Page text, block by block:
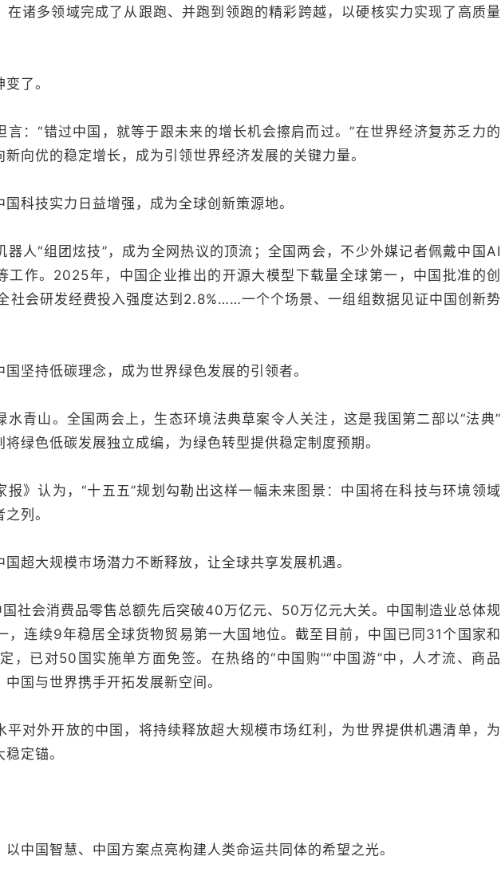
多领域完成了从跟跑、并跑到领跑的精彩跨越，以硬核实力实现了高质量
了。
“错过中国，就等于跟未来的增长机会擦肩而过。”在世界经济复苏乏力的
向优的稳定增长，成为引领世界经济发展的关键力量。
技实力日益增强，成为全球创新策源地。
“组团炫技”，成为全网热议的顶流；全国两会，不少外媒记者佩戴中国AI
工作。2025年，中国企业推出的开源大模型下载量全球第一，中国批准的创
社会研发经费投入强度达到2.8%……一个个场景、一组组数据见证中国创新势
持低碳理念，成为世界绿色发展的引领者。
山。全国两会上，生态环境法典草案令人关注，这是我国第二部以“法典”
绿色低碳发展独立成编，为绿色转型提供稳定制度预期。
认为，“十五五”规划勾勒出这样一幅未来图景：中国将在科技与环境领域
列。
大规模市场潜力不断释放，让全球共享发展机遇。
社会消费品零售总额先后突破40万亿元、50万亿元大关。中国制造业总体规
，连续9年稳居全球货物贸易第一大国地位。截至目前，中国已同31个国家和
，已对50国实施单方面免签。在热络的“中国购”“中国游”中，人才流、商品
国与世界携手开拓发展新空间。
外开放的中国，将持续释放超大规模市场红利，为世界提供机遇清单，为
定锚。
国智慧、中国方案点亮构建人类命运共同体的希望之光。